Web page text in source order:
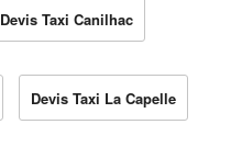
Devis Taxi Canilhac
Devis Taxi La Capelle